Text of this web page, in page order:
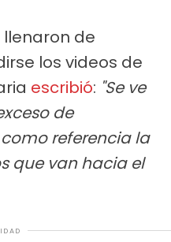
llenaron de
los videos de
escribió: "Se ve
de
referencia la
que van hacia el